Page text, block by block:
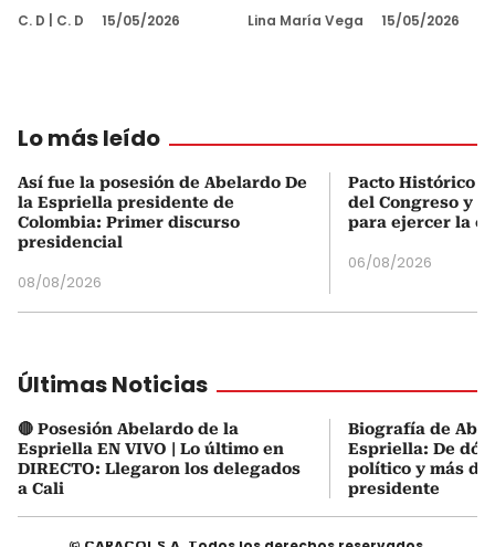
C. D C. D 15/05/2026 Lina María Vega 15/05/2026
Lo más leído
Así fue la posesión de Abelardo De
la Espriella presidente de
Colombia: Primer discurso
presidencial
08/08/2026
Pacto Histórico
del Congreso y
para ejercer la
06/08/2026
Últimas Noticias
🔴 Posesión Abelardo de la
Espriella EN VIVO | Lo último en
DIRECTO: Llegaron los delegados
a Cali
Biografía de
Espriella: De
político y más
presidente